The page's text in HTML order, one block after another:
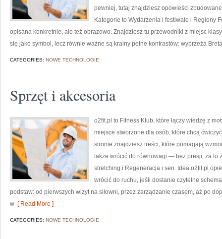
pewniej, tutaj znajdziesz opowieści
Kategorie to Wydarzenia i festiwale i Regiony
opisana konkretnie, ale też obrazowo. Znajdziesz tu przewodniki z miejsc
się jako symbol, lecz równie ważne są krainy pełne kontrastów: wybrzeża
CATEGORIES: NOWE TECHNOLOGIE
Sprzęt i akcesoria
o2fit.pl to Fitness Klub, które łączy wiedzę z
miejsce stworzone dla osób, które chcą
stronie znajdziesz treści, które pomagają
także wrócić do równowagi — bez presji, za to
stretching i Regeneracja i sen. Idea o2fit.pl
wrócić do ruchu, jeśli dostanie czytelne
podstaw: od pierwszych wizyt na siłowni, przez zarządzanie czasem, aż po
w [ Read More ]
CATEGORIES: NOWE TECHNOLOGIE